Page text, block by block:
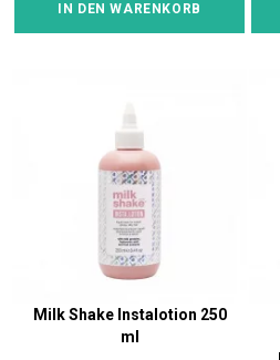
IN DEN WARENKORB
Milk Shake Instalotion 250
ml